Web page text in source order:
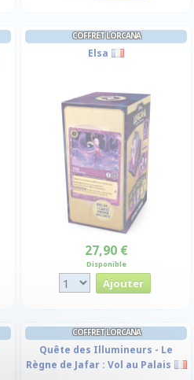
COFFRET LORCANA
Elsa
27,90 €
Disponible
COFFRET LORCANA
Quête des Illumineurs - Le
Règne de Jafar : Vol au Palais